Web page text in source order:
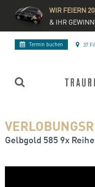
WIR FEIERN
& IHR
Termin buchen 37
Gelbgold 585 9x